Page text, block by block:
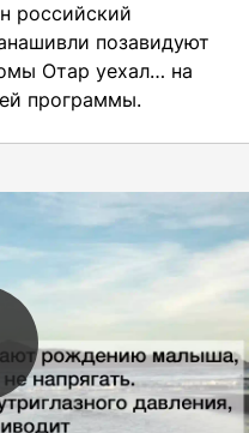
российский
позавидуют
Отар уехал… на
программы.